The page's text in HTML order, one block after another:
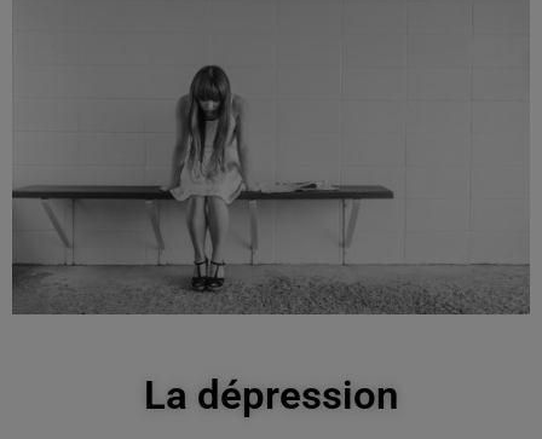
La dépression